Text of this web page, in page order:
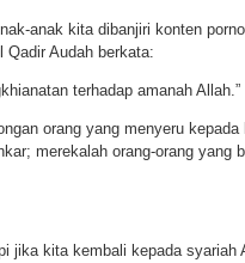
anak kita dibanjiri konten
Qadir Audah berkata:
terhadap amanah Allah.”
orang yang menyeru
merekalah orang-orang yang
jika kita kembali kepada syariah